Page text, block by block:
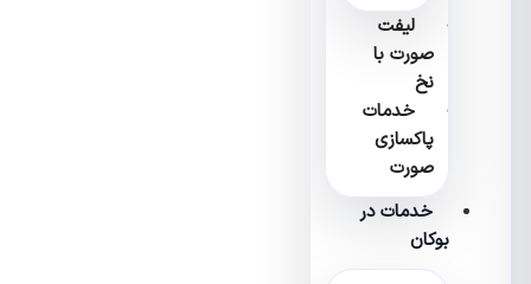
لیفت
صورت با
خدمات
پاکسازی
صورت
خدمات در
بوکان